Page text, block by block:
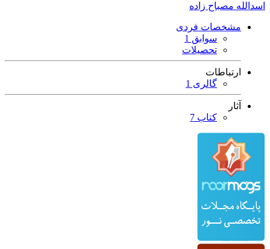
اسدالله مصباح زاده
مشخصات فردی
سوابق 1
تحصیلات
ارتباطات
گالری 1
آثار
کتاب 7